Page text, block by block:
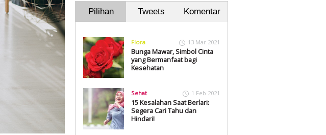
Pilihan Tweets Komentar
Flora 13 Mar 2021
Bunga Mawar, Simbol Cinta
yang Bermanfaat bagi
Kesehatan
Sehat 1 Feb 2021
15 Kesalahan Saat Berlari:
Segera Cari Tahu dan
Hindari!